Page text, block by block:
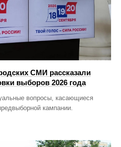
СМИ рассказали
выборов 2026 года
вопросы, касающиеся
кампании.